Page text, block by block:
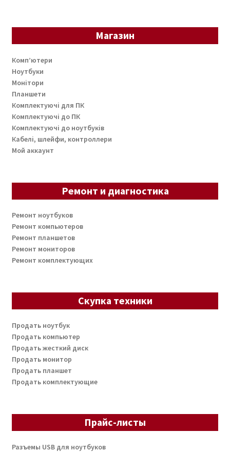
Магазин
Комп’ютери
Ноутбуки
Монітори
Планшети
Комплектуючі для ПК
Комплектуючі до ПК
Комплектуючі до ноутбуків
Кабелі, шлейфи, контроллери
Мой аккаунт
Ремонт и диагностика
Ремонт ноутбуков
Ремонт компьютеров
Ремонт планшетов
Ремонт мониторов
Ремонт комплектующих
Скупка техники
Продать ноутбук
Продать компьютер
Продать жесткий диск
Продать монитор
Продать планшет
Продать комплектующие
Прайс-листы
Разъемы USB для ноутбуков